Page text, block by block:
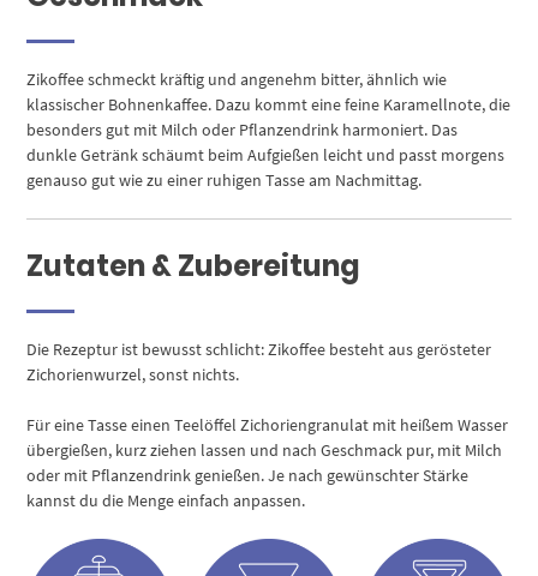
Zikoffee schmeckt kräftig und angenehm bitter, ähnlich wie
klassischer Bohnenkaffee. Dazu kommt eine feine Karamellnote, die
besonders gut mit Milch oder Pflanzendrink harmoniert. Das
dunkle Getränk schäumt beim Aufgießen leicht und passt morgens
genauso gut wie zu einer ruhigen Tasse am Nachmittag.
Zutaten & Zubereitung
Die Rezeptur ist bewusst schlicht: Zikoffee besteht aus gerösteter
Zichorienwurzel, sonst nichts.
Für eine Tasse einen Teelöffel Zichoriengranulat mit heißem Wasser
übergießen, kurz ziehen lassen und nach Geschmack pur, mit Milch
oder mit Pflanzendrink genießen. Je nach gewünschter Stärke
kannst du die Menge einfach anpassen.